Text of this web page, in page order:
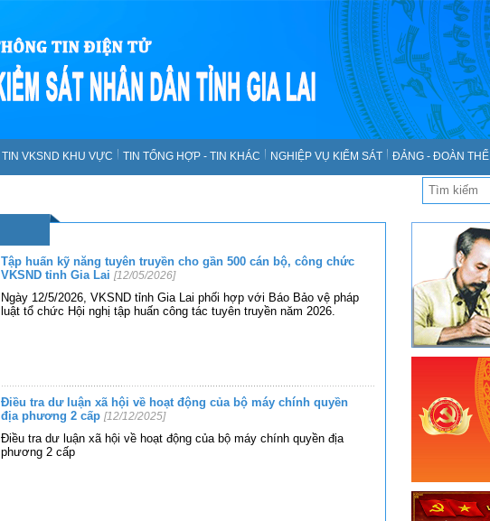
TIN VKSND KHU VỰC TIN TỔNG HỢP - TIN KHÁC NGHIỆP VỤ KIỂM SÁT ĐẢNG - ĐOÀN THỂ
Tập huấn kỹ năng tuyên truyền cho gần 500 cán bộ, công chức
VKSND tỉnh Gia Lai [12/05/2026]
Ngày 12/5/2026, VKSND tỉnh Gia Lai phối hợp với Báo Bảo vệ pháp
luật tổ chức Hội nghị tập huấn công tác tuyên truyền năm 2026.
Điều tra dư luận xã hội về hoạt động của bộ máy chính quyền
địa phương 2 cấp [12/12/2025]
Điều tra dư luận xã hội về hoạt động của bộ máy chính quyền địa
phương 2 cấp